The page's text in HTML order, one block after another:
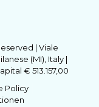
| Viale
(MI), Italy |
€ 513.157,00
Policy